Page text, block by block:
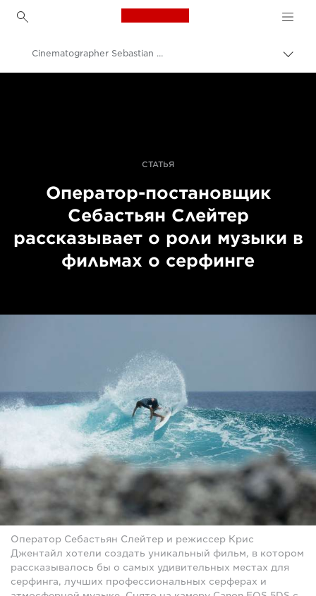
Canon Logo, back to
Cinematographer Sebastian Slayter on Making a Unique Surfing Film
СТАТЬЯ
Оператор-постановщик
Себастьян Слейтер
рассказывает о роли музыки в
фильмах о серфинге
Оператор Себастьян Слейтер и режиссер Крис
Джентайл хотели создать уникальный фильм, в котором
рассказывалось бы о самых удивительных местах для
серфинга, лучших профессиональных серферах и